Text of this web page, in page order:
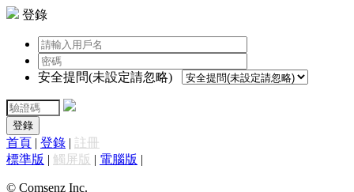
登錄
安全提問(未設定請忽略)
登錄
首頁 | 登錄 | 註冊
標準版 | 觸屏版 | 電腦版 |
© Comsenz Inc.